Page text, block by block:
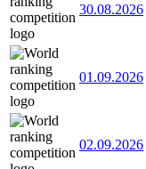
30.08.2026
01.09.2026
02.09.2026